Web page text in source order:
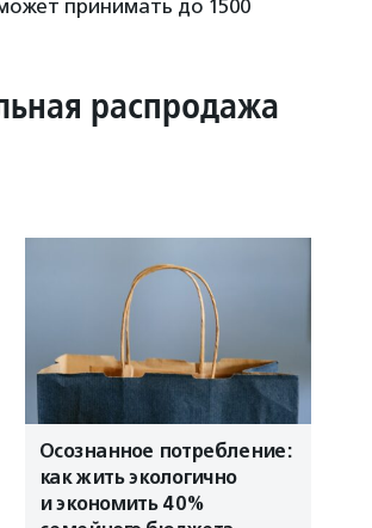
принимать до 1500
распродажа
Осознанное потребление:
как жить экологично
и экономить 40%